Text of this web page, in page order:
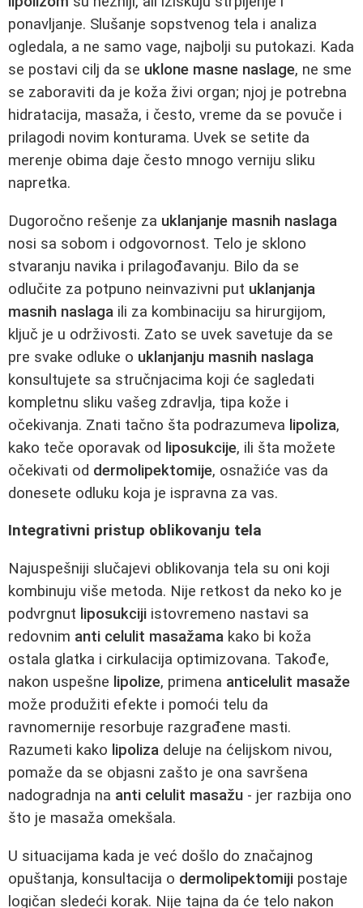
ponavljanje. Slušanje sopstvenog tela i analiza
ogledala, a ne samo vage, najbolji su putokazi. Kada
se postavi cilj da se uklone masne naslage, ne sme
se zaboraviti da je koža živi organ; njoj je potrebna
hidratacija, masaža, i često, vreme da se povuče i
prilagodi novim konturama. Uvek se setite da
merenje obima daje često mnogo verniju sliku
napretka.
Dugoročno rešenje za uklanjanje masnih naslaga
nosi sa sobom i odgovornost. Telo je sklono
stvaranju navika i prilagođavanju. Bilo da se
odlučite za potpuno neinvazivni put uklanjanja
masnih naslaga ili za kombinaciju sa hirurgijom,
ključ je u održivosti. Zato se uvek savetuje da se
pre svake odluke o uklanjanju masnih naslaga
konsultujete sa stručnjacima koji će sagledati
kompletnu sliku vašeg zdravlja, tipa kože i
očekivanja. Znati tačno šta podrazumeva lipoliza,
kako teče oporavak od liposukcije, ili šta možete
očekivati od dermolipektomije, osnažiće vas da
donesete odluku koja je ispravna za vas.
Integrativni pristup oblikovanju tela
Najuspešniji slučajevi oblikovanja tela su oni koji
kombinuju više metoda. Nije retkost da neko ko je
podvrgnut liposukciji istovremeno nastavi sa
redovnim anti celulit masažama kako bi koža
ostala glatka i cirkulacija optimizovana. Takođe,
nakon uspešne lipolize, primena anticelulit masaže
može produžiti efekte i pomoći telu da
ravnomernije resorbuje razgrađene masti.
Razumeti kako lipoliza deluje na ćelijskom nivou,
pomaže da se objasni zašto je ona savršena
nadogradnja na anti celulit masažu - jer razbija ono
što je masaža omekšala.
U situacijama kada je već došlo do značajnog
opuštanja, konsultacija o dermolipektomiji postaje
logičan sledeći korak. Nije tajna da će telo nakon